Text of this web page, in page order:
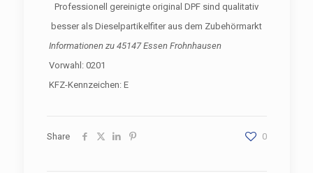
Professionell gereinigte original DPF sind qualitativ
besser als Dieselpartikelfiter aus dem Zubehörmarkt
Informationen zu 45147 Essen Frohnhausen
Vorwahl: 0201
KFZ-Kennzeichen: E
Share 0